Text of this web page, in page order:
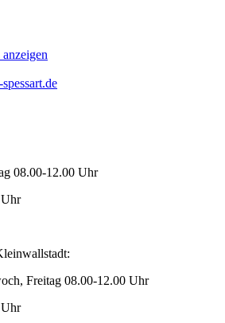
08.00-12.00 Uhr
Freitag 08.00-12.00 Uhr